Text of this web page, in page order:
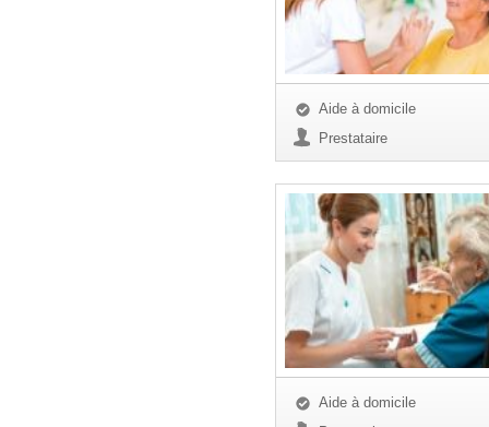
Aide à domicile
Prestataire
Aide à domicile